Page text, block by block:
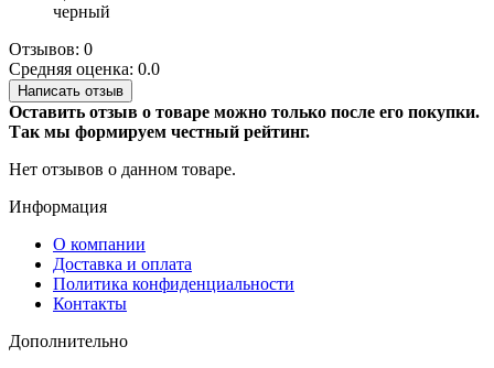
черный
Отзывов: 0
Средняя оценка: 0.0
Написать отзыв
Оставить отзыв о товаре можно только после его покупки.
Так мы формируем честный рейтинг.
Нет отзывов о данном товаре.
Информация
О компании
Доставка и оплата
Политика конфиденциальности
Контакты
Дополнительно